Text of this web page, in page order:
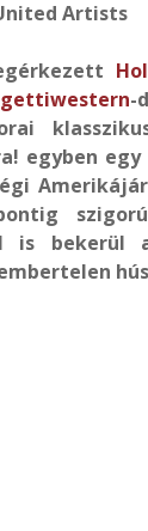
Artists
-
egyben
is bekerül